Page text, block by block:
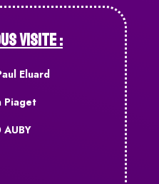
VISITE :
Eluard
Piaget